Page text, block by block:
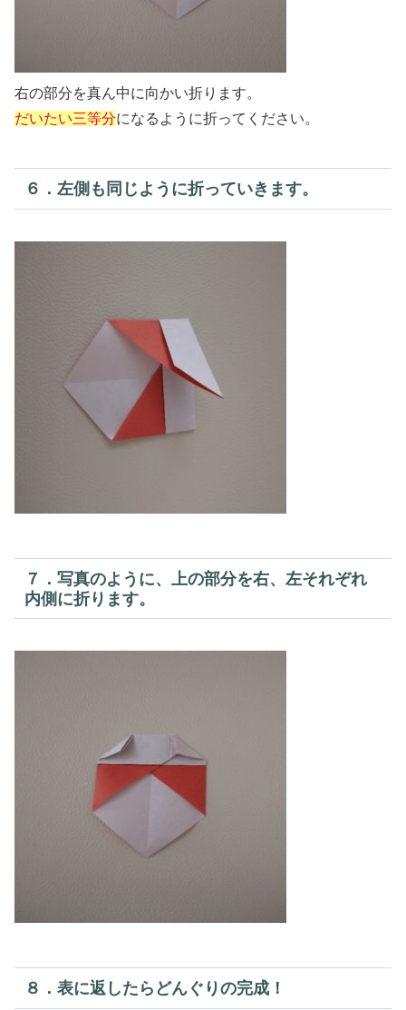
右の部分を真ん中に向かい折ります。
だいたい三等分になるように折ってください。
６．左側も同じように折っていきます。
７．写真のように、上の部分を右、左それぞれ
内側に折ります。
８．表に返したらどんぐりの完成！